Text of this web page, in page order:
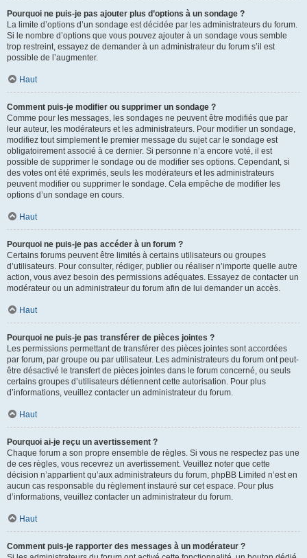
Pourquoi ne puis-je pas ajouter plus d’options à un sondage ?
La limite d’options d’un sondage est décidée par les administrateurs du forum.
Si le nombre d’options que vous pouvez ajouter à un sondage vous semble
trop restreint, essayez de demander à un administrateur du forum s’il est
possible de l’augmenter.
Haut
Comment puis-je modifier ou supprimer un sondage ?
Comme pour les messages, les sondages ne peuvent être modifiés que par
leur auteur, les modérateurs et les administrateurs. Pour modifier un sondage,
modifiez tout simplement le premier message du sujet car le sondage est
obligatoirement associé à ce dernier. Si personne n’a encore voté, il est
possible de supprimer le sondage ou de modifier ses options. Cependant, si
des votes ont été exprimés, seuls les modérateurs et les administrateurs
peuvent modifier ou supprimer le sondage. Cela empêche de modifier les
options d’un sondage en cours.
Haut
Pourquoi ne puis-je pas accéder à un forum ?
Certains forums peuvent être limités à certains utilisateurs ou groupes
d’utilisateurs. Pour consulter, rédiger, publier ou réaliser n’importe quelle autre
action, vous avez besoin des permissions adéquates. Essayez de contacter un
modérateur ou un administrateur du forum afin de lui demander un accès.
Haut
Pourquoi ne puis-je pas transférer de pièces jointes ?
Les permissions permettant de transférer des pièces jointes sont accordées
par forum, par groupe ou par utilisateur. Les administrateurs du forum ont peut-
être désactivé le transfert de pièces jointes dans le forum concerné, ou seuls
certains groupes d’utilisateurs détiennent cette autorisation. Pour plus
d’informations, veuillez contacter un administrateur du forum.
Haut
Pourquoi ai-je reçu un avertissement ?
Chaque forum a son propre ensemble de règles. Si vous ne respectez pas une
de ces règles, vous recevrez un avertissement. Veuillez noter que cette
décision n’appartient qu’aux administrateurs du forum, phpBB Limited n’est en
aucun cas responsable du règlement instauré sur cet espace. Pour plus
d’informations, veuillez contacter un administrateur du forum.
Haut
Comment puis-je rapporter des messages à un modérateur ?